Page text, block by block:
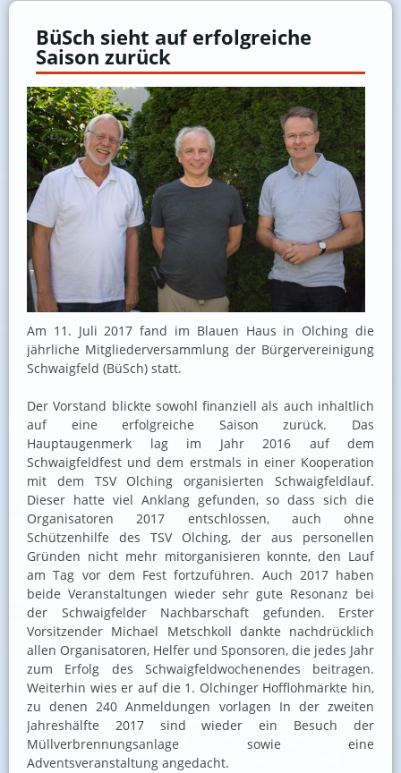
BüSch sieht auf erfolgreiche
Saison zurück
Am 11. Juli 2017 fand im Blauen Haus in Olching die
jährliche Mitgliederversammlung der Bürgervereinigung
Schwaigfeld (BüSch) statt.
Der Vorstand blickte sowohl finanziell als auch inhaltlich
auf eine erfolgreiche Saison zurück. Das
Hauptaugenmerk lag im Jahr 2016 auf dem
Schwaigfeldfest und dem erstmals in einer Kooperation
mit dem TSV Olching organisierten Schwaigfeldlauf.
Dieser hatte viel Anklang gefunden, so dass sich die
Organisatoren 2017 entschlossen, auch ohne
Schützenhilfe des TSV Olching, der aus personellen
Gründen nicht mehr mitorganisieren konnte, den Lauf
am Tag vor dem Fest fortzuführen. Auch 2017 haben
beide Veranstaltungen wieder sehr gute Resonanz bei
der Schwaigfelder Nachbarschaft gefunden. Erster
Vorsitzender Michael Metschkoll dankte nachdrücklich
allen Organisatoren, Helfer und Sponsoren, die jedes Jahr
zum Erfolg des Schwaigfeldwochenendes beitragen.
Weiterhin wies er auf die 1. Olchinger Hofflohmärkte hin,
zu denen 240 Anmeldungen vorlagen In der zweiten
Jahreshälfte 2017 sind wieder ein Besuch der
Müllverbrennungsanlage sowie eine
Adventsveranstaltung angedacht.